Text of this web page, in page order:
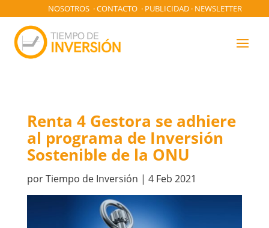
NOSOTROS ·CONTACTO · PUBLICIDAD · NEWSLETTER
Renta 4 Gestora se adhiere
al programa de Inversión
Sostenible de la ONU
porTiempo de Inversión | 4 Feb 2021